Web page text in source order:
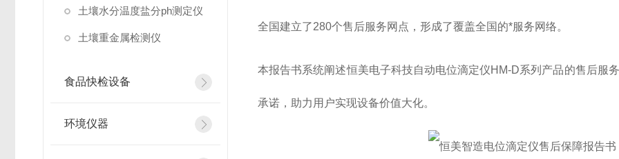
土壤水分温度盐分ph测定仪
土壤重金属检测仪
食品快检设备
环境仪器
全国建立了280个售后服务网点，形成了覆盖全国的*服务网络。
本报告书系统阐述恒美电子科技自动电位滴定仪HM-D系列产品的售后服
承诺，助力用户实现设备价值大化。